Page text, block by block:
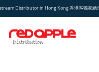
Distributor in Hong Kong 香港區獨家總